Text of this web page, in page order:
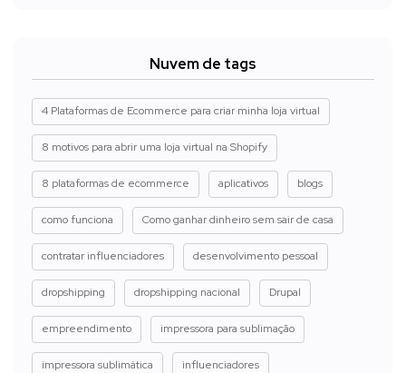
Nuvem de tags
4 Plataformas de Ecommerce para criar minha loja virtual
8 motivos para abrir uma loja virtual na Shopify
8 plataformas de ecommerce aplicativos blogs
como funciona Como ganhar dinheiro sem sair de casa
contratar influenciadores desenvolvimento pessoal
dropshipping dropshipping nacional Drupal
empreendimento impressora para sublimação
impressora sublimática influenciadores